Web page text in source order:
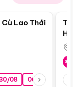
Cù Lao Thới
08 06/09 13/09